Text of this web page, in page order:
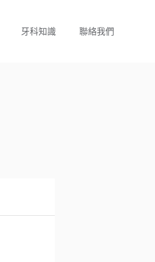
牙科知識 聯絡我們